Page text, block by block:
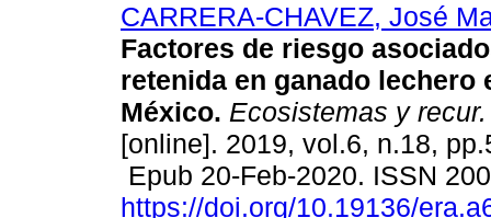
CARRERA-CHAVEZ, José
Factores de riesgo
retenida en ganado lechero
México. Ecosistemas y
[online]. 2019, vol.6, n.18,
Epub 20-Feb-2020. ISSN
https://doi.org/10.19136/